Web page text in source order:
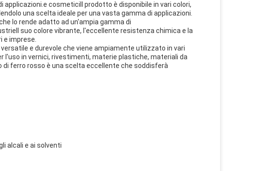
applicazioni.e cosmeticiIl prodotto è disponibile in vari colori,
una scelta ideale per una vasta gamma di applicazioni.
lo rende adatto ad un'ampia gamma di
suo colore vibrante, l'eccellente resistenza chimica e la
imprese.
e durevole che viene ampiamente utilizzato in vari
l'uso in vernici, rivestimenti, materie plastiche, materiali da
ferro rosso è una scelta eccellente che soddisferà
alcali e ai solventi